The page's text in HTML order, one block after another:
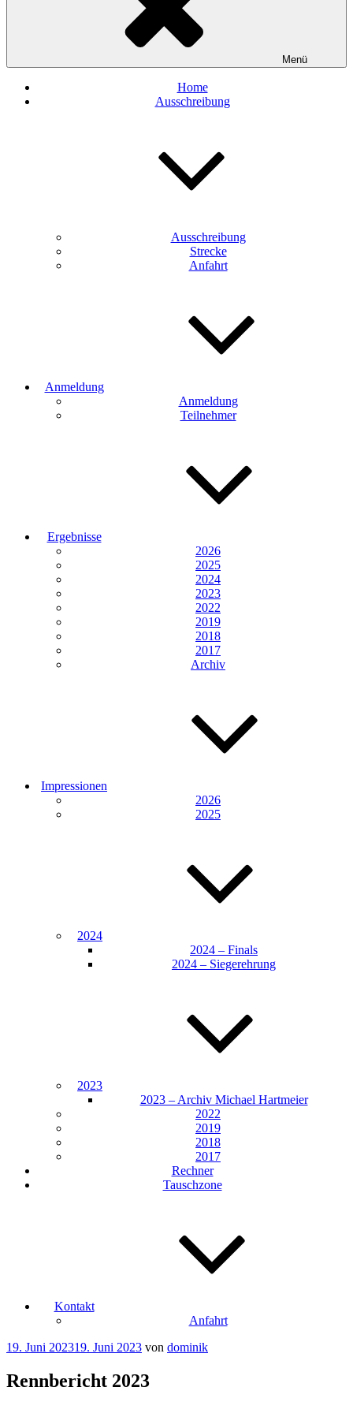
Menü
Home
Ausschreibung
Ausschreibung
Strecke
Anfahrt
Anmeldung
Anmeldung
Teilnehmer
Ergebnisse
2026
2025
2024
2023
2022
2019
2018
2017
Archiv
Impressionen
2026
2025
2024
2024 – Finals
2024 – Siegerehrung
2023
2023 – Archiv Michael Hartmeier
2022
2019
2018
2017
Rechner
Tauschzone
Kontakt
Anfahrt
Veröffentlicht
19. Juni 202319. Juni 2023 von dominik
Rennbericht 2023